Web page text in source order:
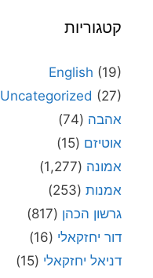
קטגוריות
English (19)
Uncategorized (27)
אהבה (74)
אוטיזם (15)
אמונה (1,277)
אמנות (253)
גרשון הכהן (817)
דור יחזקאלי (16)
דניאל יחזקאלי (15)